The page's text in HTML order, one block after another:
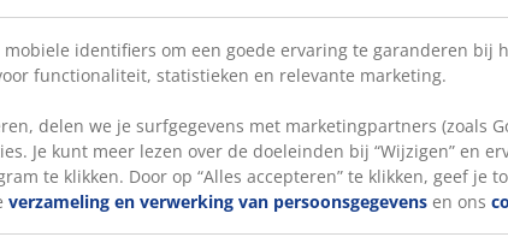
mobiele identifiers om een goede ervaring te garanderen bij
functionaliteit, statistieken en relevante marketing.
delen we je surfgegevens met marketingpartners (zoals
Je kunt meer lezen over de doeleinden bij “Wijzigen” en
te klikken. Door op “Alles accepteren” te klikken, geef je
verzameling en verwerking van persoonsgegevens en ons